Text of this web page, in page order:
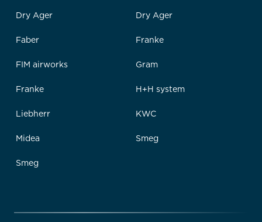
Dry Ager
Faber
FIM airworks
Franke
Liebherr
Midea
Smeg
Dry Ager
Franke
Gram
H+H system
KWC
Smeg